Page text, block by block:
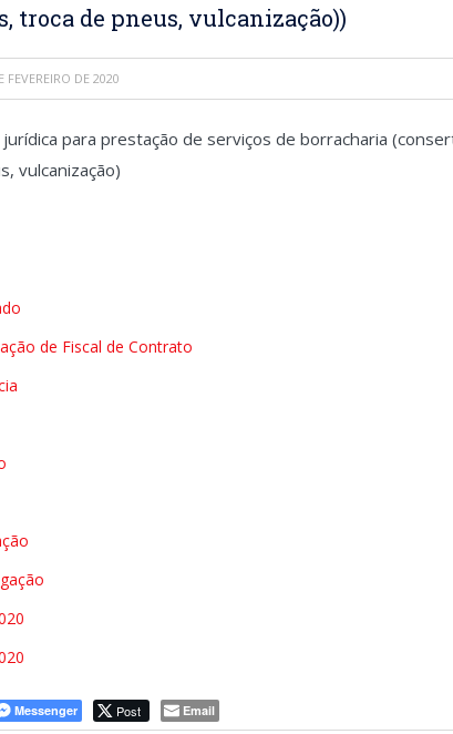
troca de pneus, vulcanização))
FEVEREIRO DE 2020
para prestação de serviços de borracharia
vulcanização)
de Fiscal de Contrato
Messenger Post Email